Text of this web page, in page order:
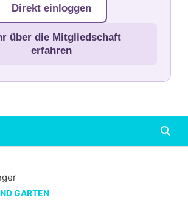
Direkt einloggen
über die Mitgliedschaft
erfahren
GARTEN